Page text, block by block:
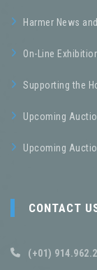
Harmer News
On-Line
Supporting the
Upcoming
Upcoming
CONTACT
(+01)